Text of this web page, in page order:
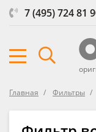
7 (495) 724 81
Главная Фильтры